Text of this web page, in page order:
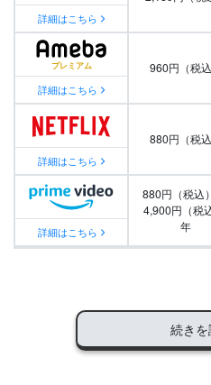
詳細はこちら
詳細はこちら
960円（税込
詳細はこちら
880円（税込
詳細はこちら
880円（税込
4,900円（税
年
続き